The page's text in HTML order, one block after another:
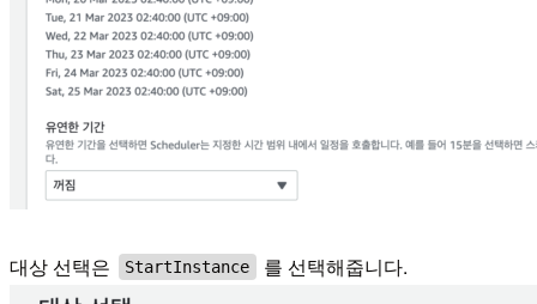
대상 선택은 StartInstance 를 선택해줍니다.